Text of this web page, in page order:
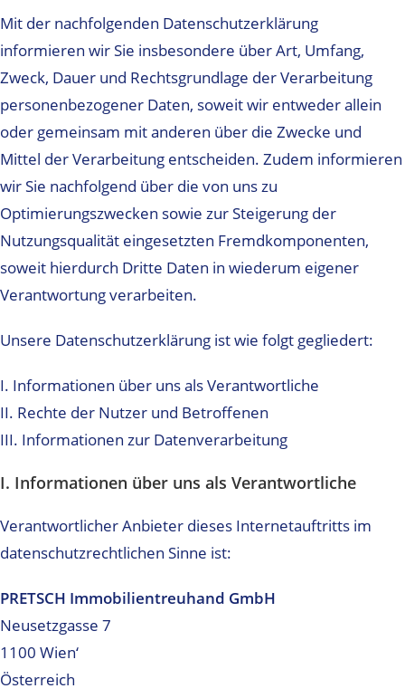
Mit der nachfolgenden Datenschutzerklärung
informieren wir Sie insbesondere über Art, Umfang,
Zweck, Dauer und Rechtsgrundlage der Verarbeitung
personenbezogener Daten, soweit wir entweder allein
oder gemeinsam mit anderen über die Zwecke und
Mittel der Verarbeitung entscheiden. Zudem informieren
wir Sie nachfolgend über die von uns zu
Optimierungszwecken sowie zur Steigerung der
Nutzungsqualität eingesetzten Fremdkomponenten,
soweit hierdurch Dritte Daten in wiederum eigener
Verantwortung verarbeiten.
Unsere Datenschutzerklärung ist wie folgt gegliedert:
I. Informationen über uns als Verantwortliche
II. Rechte der Nutzer und Betroffenen
III. Informationen zur Datenverarbeitung
I. Informationen über uns als Verantwortliche
Verantwortlicher Anbieter dieses Internetauftritts im
datenschutzrechtlichen Sinne ist:
PRETSCH Immobilientreuhand GmbH
Neusetzgasse 7
1100 Wien‘
Österreich